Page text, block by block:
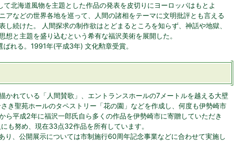
北海道風物を主題とした作品の発表を皮切りにヨーロッパはもとよ
アなどの世界各地を巡って、人間の諸相をテーマに文明批評とも言える
し続けた。 人間探求の制作欲はとどまるところを知らず、神話や地獄、
想と主題を盛り込むという希有な福沢美術を展開した。
れる。1991年(平成3年) 文化勲章受賞。
かれている「人間賛歌」、エントランスホールの7メートルを越える大壁
き聖苑ホールのタペストリー「花の園」などを作成し、何度も伊勢崎市
ら平成2年に福沢一郎氏自ら多くの作品を伊勢崎市に寄贈していただき
も努め、現在33点32作品を所有しています。
り、公開展示については市制施行60周年記念事業などに合わせて実施し